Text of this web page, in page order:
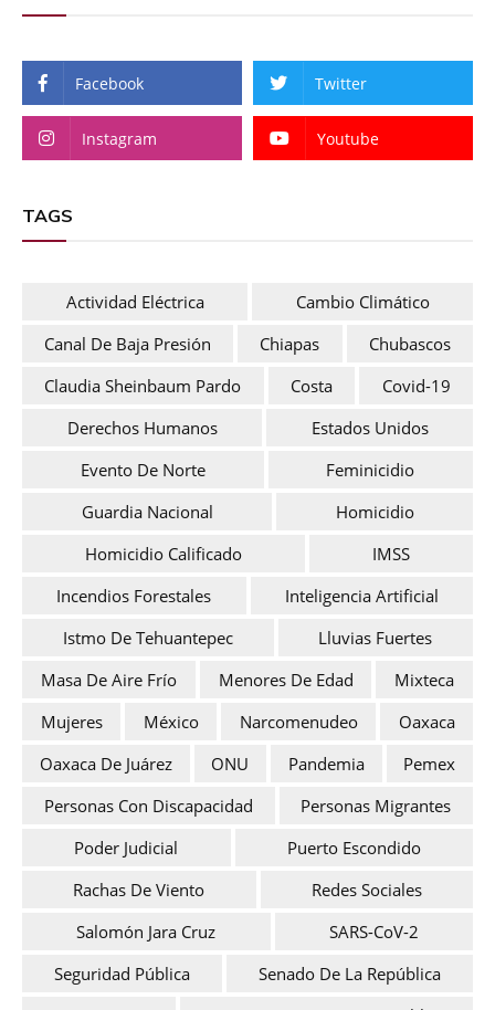
Facebook Twitter
Instagram Youtube
TAGS
Actividad Eléctrica
Cambio Climático
Canal De Baja Presión
Chiapas
Chubascos
Claudia Sheinbaum Pardo
Costa
Covid-19
Derechos Humanos
Estados Unidos
Evento De Norte
Feminicidio
Guardia Nacional
Homicidio
Homicidio Calificado
IMSS
Incendios Forestales
Inteligencia Artificial
Istmo De Tehuantepec
Lluvias Fuertes
Masa De Aire Frío
Menores De Edad
Mixteca
Mujeres
México Narcomenudeo
Oaxaca
Oaxaca De Juárez
ONU Pandemia
Pemex
Personas Con Discapacidad
Personas Migrantes
Poder Judicial
Puerto Escondido
Rachas De Viento
Redes Sociales
Salomón Jara Cruz
SARS-CoV-2
Seguridad Pública
Senado De La República